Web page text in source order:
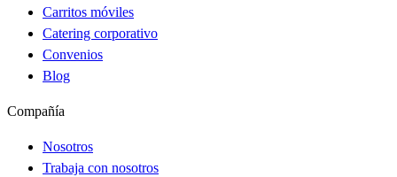
Carritos móviles
Catering corporativo
Convenios
Blog
Compañía
Nosotros
Trabaja con nosotros